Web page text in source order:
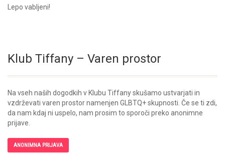
Lepo vabljeni!
Klub Tiffany – Varen prostor
Na vseh naših dogodkih v Klubu Tiffany skušamo ustvarjati in
vzdrževati varen prostor namenjen GLBTQ+ skupnosti. Če se ti zdi,
da nam kdaj ni uspelo, nam prosim to sporoči preko anonimne
prijave.
ANONIMNA PRIJAVA